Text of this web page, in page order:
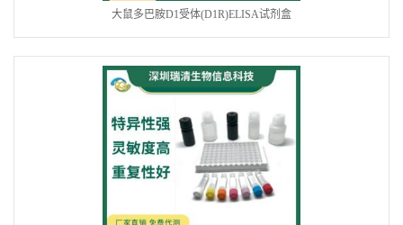
大鼠多巴胺D1受体(D1R)ELISA试剂盒